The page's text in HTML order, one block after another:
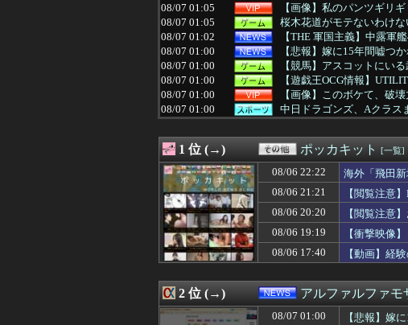
08/07 01:05
【画像】私のパンツギリ
08/07 01:05
桜木花道がモテないわけな
08/07 01:02
【THE 軍国主義】中露軍
08/07 01:00
【悲報】嫁に15年間嘘つ
08/07 01:00
【競馬】アスコットにい
08/07 01:00
【遊戯王OCG情報】
08/07 01:00
【画像】このボケて、破
08/07 01:00
中日ドラゴンズ、Aクラス
08/07 01:00
近畿大学准教授、苦言「
08/07 01:00
【たけしの挑戦状】アプ
08/07 01:00
匿名だからいえるけど、
08/07 01:00
イオンモール熊本爆発事
08/07 01:00
【ポーランド】ポーラン
08/07 01:00
【ラブライブ！】すみれ
08/07 00:59
ポーズてんこ盛りのプロ
08/07 00:57
【有能】政府「トラック
08/07 00:55
【悲報】W杯後無所属の
08/07 00:50
【画像】少年院の女看守
08/07 00:50
【画像】片山さつき（67
08/07 00:50
ネット販売…「品切れ前に
1 位 (→) ポッカキット [一覧]
08/06 22:22
海外「飛田
08/06 21:21
【閲覧注意
08/06 20:20
【閲覧注意
08/06 19:19
【衝撃映像
08/06 17:40
【動画】経
2 位 (→) アルファルファモ
08/07 01:00
【悲報】嫁